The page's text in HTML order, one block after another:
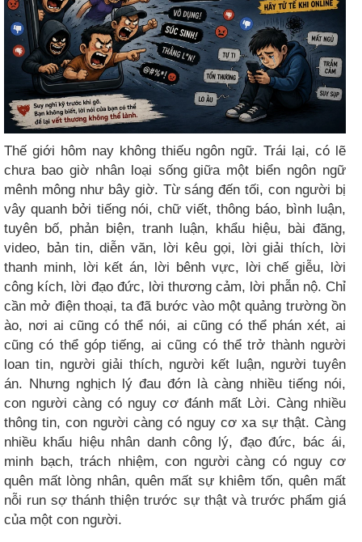
Thế giới hôm nay không thiếu ngôn ngữ. Trái lại, có lẽ
chưa bao giờ nhân loại sống giữa một biển ngôn ngữ
mênh mông như bây giờ. Từ sáng đến tối, con người bị
vây quanh bởi tiếng nói, chữ viết, thông báo, bình luận,
tuyên bố, phản biện, tranh luận, khẩu hiệu, bài đăng,
video, bản tin, diễn văn, lời kêu gọi, lời giải thích, lời
thanh minh, lời kết án, lời bênh vực, lời chế giễu, lời
công kích, lời đạo đức, lời thương cảm, lời phẫn nộ. Chỉ
cần mở điện thoại, ta đã bước vào một quảng trường ồn
ào, nơi ai cũng có thể nói, ai cũng có thể phán xét, ai
cũng có thể góp tiếng, ai cũng có thể trở thành người
loan tin, người giải thích, người kết luận, người tuyên
án. Nhưng nghịch lý đau đớn là càng nhiều tiếng nói,
con người càng có nguy cơ đánh mất Lời. Càng nhiều
thông tin, con người càng có nguy cơ xa sự thật. Càng
nhiều khẩu hiệu nhân danh công lý, đạo đức, bác ái,
minh bạch, trách nhiệm, con người càng có nguy cơ
quên mất lòng nhân, quên mất sự khiêm tốn, quên mất
nỗi run sợ thánh thiện trước sự thật và trước phẩm giá
của một con người.